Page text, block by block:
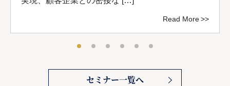
Read More
セミナー一覧へ